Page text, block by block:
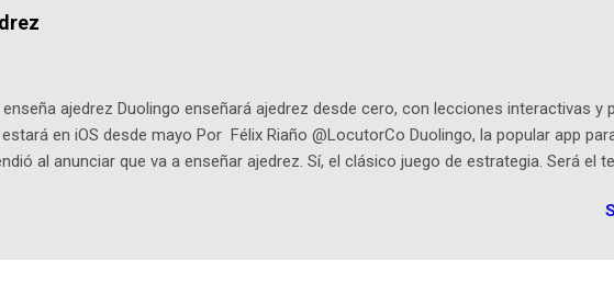
-La colección Ricardo Espinosa: los cómics, las novelas y los libros reunidos por
en la Biblioteca Luis Ángel Arango ¡Síguenos en nuestras Redes Sociales!
ajedrez Duolingo enseñará ajedrez desde cero, con lecciones interactivas y
en iOS desde mayo Por Félix Riaño @LocutorCo Duolingo, la popular app
al anunciar que va a enseñar ajedrez. Sí, el clásico juego de estrategia. Será el
primero en inglés. Los usuarios aprenderán desde lo más básico, como mover un
y ayudas visuales. ¿Será posible que una app que antes nos enseñó